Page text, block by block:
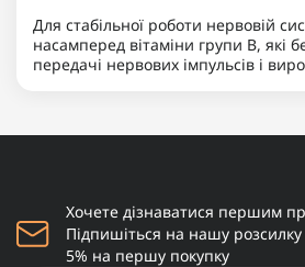
Для стабільної роботи нервовій
насамперед вітаміни групи B, які
передачі нервових імпульсів і
Хочете дізнаватися першим
Підпишіться на нашу
5% на першу покупку